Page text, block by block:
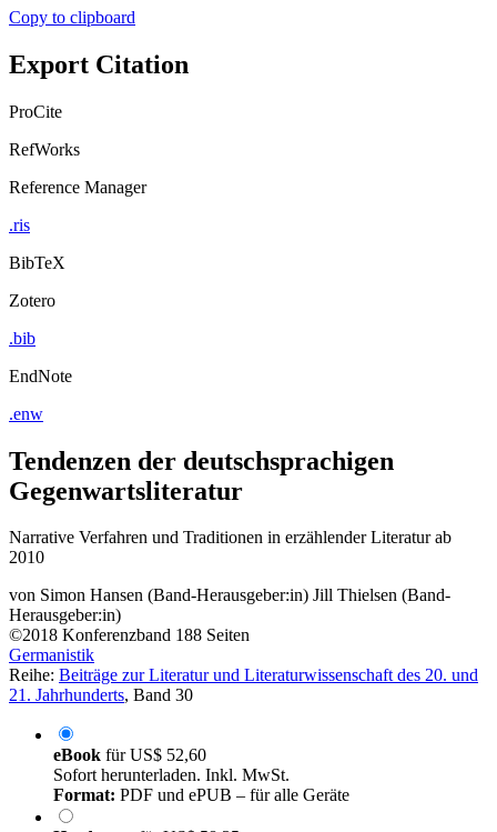
Copy to clipboard
Export Citation
ProCite
RefWorks
Reference Manager
.ris
BibTeX
Zotero
.bib
EndNote
.enw
Tendenzen der deutschsprachigen
Gegenwartsliteratur
Narrative Verfahren und Traditionen in erzählender Literatur ab
2010
von Simon Hansen (Band-Herausgeber:in) Jill Thielsen (Band-
Herausgeber:in)
©2018 Konferenzband 188 Seiten
Germanistik
Reihe: Beiträge zur Literatur und Literaturwissenschaft des 20. und
21. Jahrhunderts, Band 30
eBook fürUS$ 52,60
Sofort herunterladen. Inkl. MwSt.
Format: PDF und ePUB – für alle Geräte